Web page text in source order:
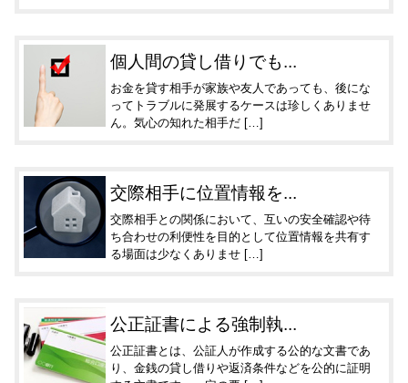
個人間の貸し借りでも...
お金を貸す相手が家族や友人であっても、後にな
ってトラブルに発展するケースは珍しくありませ
ん。気心の知れた相手だ […]
交際相手に位置情報を...
交際相手との関係において、互いの安全確認や待
ち合わせの利便性を目的として位置情報を共有す
る場面は少なくありませ […]
公正証書による強制執...
公正証書とは、公証人が作成する公的な文書であ
り、金銭の貸し借りや返済条件などを公的に証明